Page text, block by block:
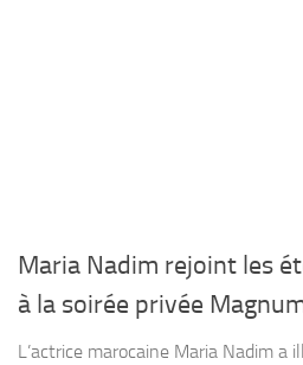
Maria Nadim rejoint les
à la soirée privée
L’actrice marocaine Maria Nadim a